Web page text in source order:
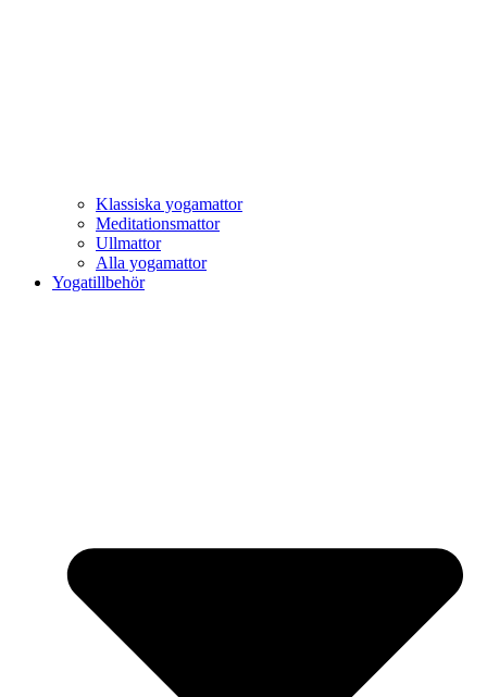
Klassiska yogamattor
Meditationsmattor
Ullmattor
Alla yogamattor
Yogatillbehör